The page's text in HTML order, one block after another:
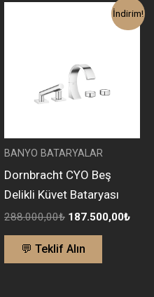
İndirim!
BANYO BATARYALAR
Dornbracht CYO Beş
Delikli Küvet Bataryası
288.000,00₺
288.000,00₺.
187.500,00₺
Şu
fiyat:
💬 Teklif Alın